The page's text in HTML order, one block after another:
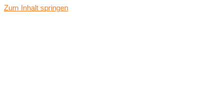
Zum Inhalt springen